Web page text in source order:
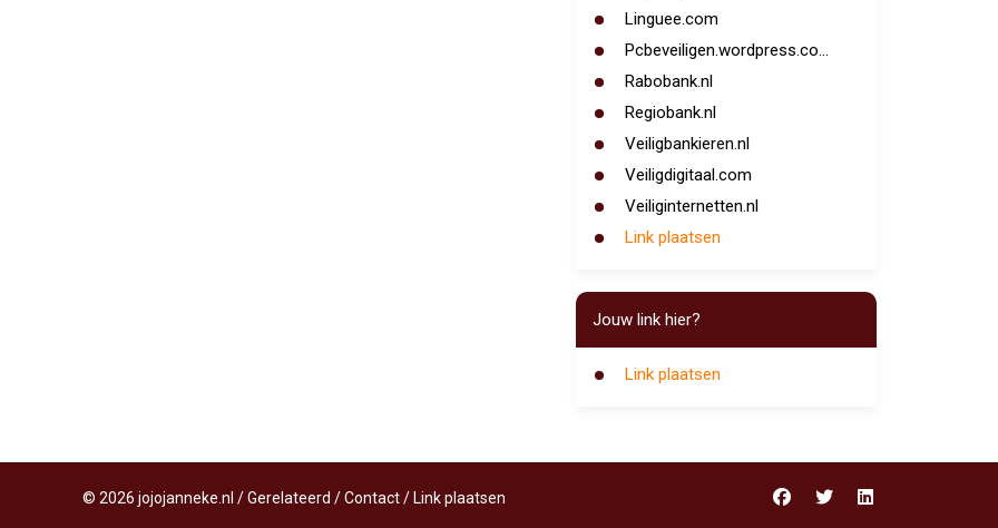
Linguee.com
Pcbeveiligen.wordpress.co...
Rabobank.nl
Regiobank.nl
Veiligbankieren.nl
Veiligdigitaal.com
Veiliginternetten.nl
Link plaatsen
Jouw link hier?
Link plaatsen
© 2026 jojojanneke.nl /Gerelateerd /Contact/Link plaatsen